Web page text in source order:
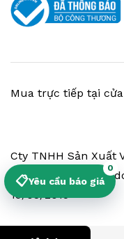
Cty TNHH Sản Xuất
- MST 0106794874
19/03/2015
Mua trực tiếp tại
📋Yêu cầu báo giá
0